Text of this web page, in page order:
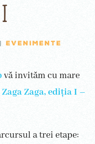
| EVENIMENTE
vă invităm cu mare
Zaga, ediția I –
a trei etape: